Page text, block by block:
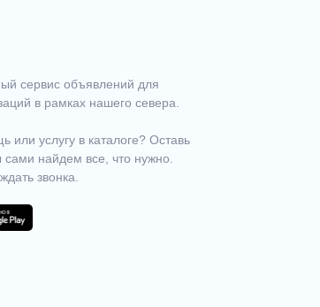
сервис объявлений для
в рамках нашего севера.
услугу в каталоге? Оставь
найдем все, что нужно.
звонка.